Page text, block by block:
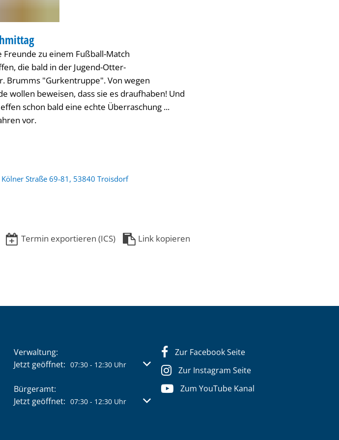
zu einem Fußball-Match
die bald in der Jugend-Otter-
Brumms "Gurkentruppe". Von wegen
wollen beweisen, dass sie es draufhaben! Und
schon bald eine echte Überraschung ...
vor.
Straße 69-81, 53840 Troisdorf
Termin exportieren (ICS) Link kopieren
Verwaltung:
Klicken, um weitere Öffnungs- oder Schließzeiten auszublenden
Jetzt geöffnet: 07:30 - 12:30 Uhr Von 07:30 bis 12:30 Uhr
Bürgeramt:
Klicken, um weitere Öffnungs- oder Schließzeiten auszublenden
Jetzt geöffnet: 07:30 - 12:30 Uhr Von 07:30 bis 12:30 Uhr
Zur Facebook Seite
Zur Instagram Seite
Zum YouTube Kanal